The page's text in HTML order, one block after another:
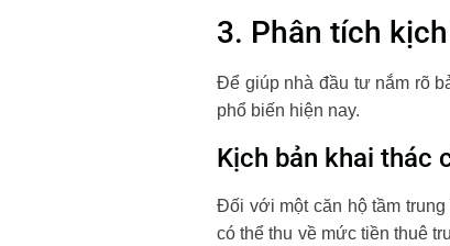
3. Phân tích
Để giúp nhà đầu tư nắm rõ
phổ biến hiện nay.
Kịch bản khai thác
Đối với một căn hộ tầm
có thể thu về mức tiền thuê